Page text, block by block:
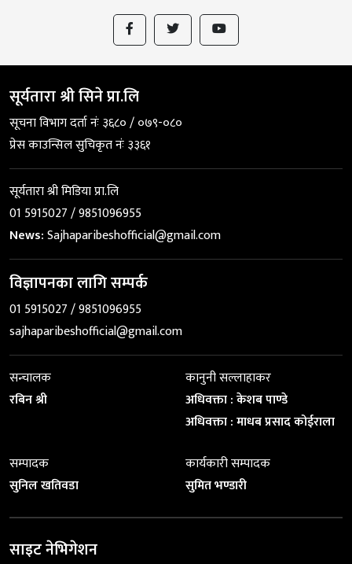
सूर्यतारा श्री सिने प्रा.लि
सूचना विभाग दर्ता नंः ३६८० / ०७९-०८०
प्रेस काउन्सिल सुचिकृत नंः ३३६१
सूर्यतारा श्री मिडिया प्रा.लि
01 5915027 / 9851096955
News:Sajhaparibeshofficial@gmail.com
विज्ञापनका लागि सम्पर्क
01 5915027 / 9851096955
sajhaparibeshofficial@gmail.com
सन्चालक
रबिन श्री
कानुनी सल्लाहाकर
अधिवक्ता : केशब पाण्डे
अधिवक्ता : माधब प्रसाद कोईराला
सम्पादक
सुनिल खतिवडा
कार्यकारी सम्पादक
सुमित भण्डारी
साइट नेभिगेशन